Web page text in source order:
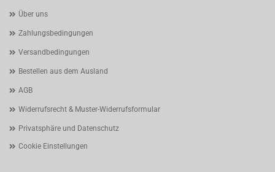
Über uns
Zahlungsbedingungen
Versandbedingungen
Bestellen aus dem Ausland
AGB
Widerrufsrecht & Muster-Widerrufsformular
Privatsphäre und Datenschutz
Cookie Einstellungen